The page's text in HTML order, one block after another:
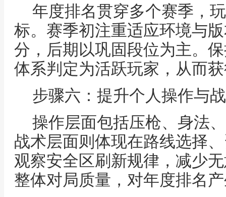
年度排名贯穿多个赛季，
标。赛季初注重适应环境与
分，后期以巩固段位为主。
体系判定为活跃玩家，从而
步骤六：提升个人操作与
操作层面包括压枪、身法
战术层面则体现在路线选择
观察安全区刷新规律，减少
整体对局质量，对年度排名